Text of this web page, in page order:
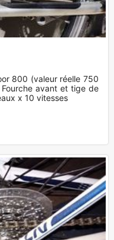
800 (valeur réelle 750
avant et tige de
x 10 vitesses